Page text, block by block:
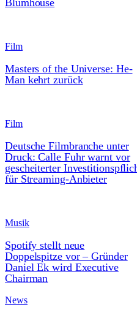
Film
Masters of the Universe: He-
Man kehrt zurück
Film
Deutsche Filmbranche unter
Druck: Calle Fuhr warnt vor
gescheiterter
für Streaming-Anbieter
Musik
Spotify stellt neue
Doppelspitze vor – Gründer
Daniel Ek wird Executive
Chairman
News